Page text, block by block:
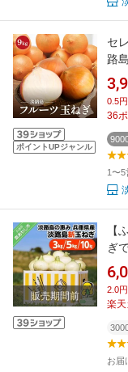
ポイントUPジャンル
セ
路
島
0.5
36
1〜5
販売期間前
【
ぎ
ご
5月
2.0
楽
お届